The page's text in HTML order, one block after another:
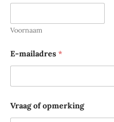
Voornaam
E-mailadres *
p
m
Vraag of opmerking